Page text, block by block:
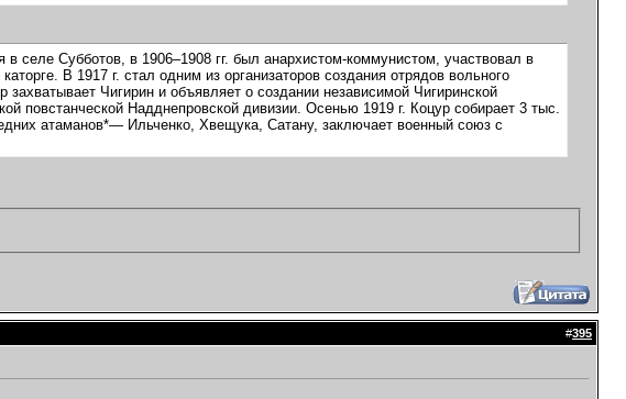
селе Субботов, в 1906–1908 гг. был анархистом-коммунистом, участвовал в
В 1917 г. стал одним из организаторов создания отрядов вольного
Чигирин и объявляет о создании независимой Чигиринской
повстанческой Надднепровской дивизии. Осенью 1919 г. Коцур собирает 3 тыс.
атаманов*— Ильченко, Хвещука, Сатану, заключает военный союз с
#395